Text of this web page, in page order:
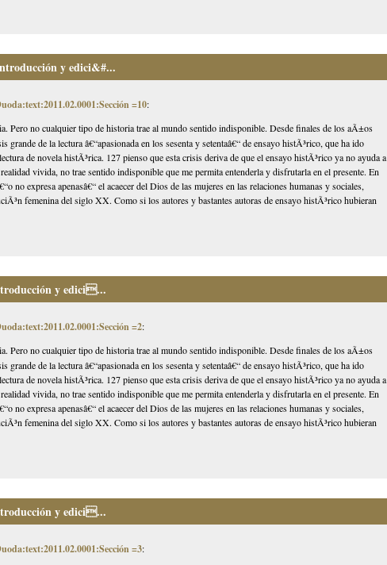
y edici&#...
=10:
Pero no cualquier tipo de historia trae al mundo sentido indisponible. Desde finales de los aÃ±os
de la lectura â€“apasionada en los sesenta y setentaâ€“ de ensayo histÃ³rico, que ha ido
de novela histÃ³rica. 127 pienso que esta crisis deriva de que el ensayo histÃ³rico ya no ayuda a
vivida, no trae sentido indisponible que me permita entenderla y disfrutarla en el presente. En
no expresa apenasâ€“ el acaecer del Dios de las mujeres en las relaciones humanas y sociales,
femenina del siglo XX. Como si los autores y bastantes autoras de ensayo histÃ³rico hubieran
y edici...
=2:
Pero no cualquier tipo de historia trae al mundo sentido indisponible. Desde finales de los aÃ±os
de la lectura â€“apasionada en los sesenta y setentaâ€“ de ensayo histÃ³rico, que ha ido
de novela histÃ³rica. 127 pienso que esta crisis deriva de que el ensayo histÃ³rico ya no ayuda a
vivida, no trae sentido indisponible que me permita entenderla y disfrutarla en el presente. En
no expresa apenasâ€“ el acaecer del Dios de las mujeres en las relaciones humanas y sociales,
femenina del siglo XX. Como si los autores y bastantes autoras de ensayo histÃ³rico hubieran
y edici...
=3: